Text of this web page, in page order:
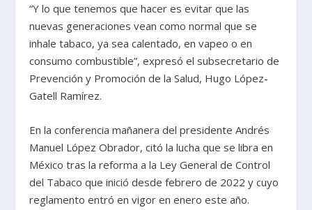
“Y lo que tenemos que hacer es evitar que las
nuevas generaciones vean como normal que se
inhale tabaco, ya sea calentado, en vapeo o en
consumo combustible”, expresó el subsecretario de
Prevención y Promoción de la Salud, Hugo López-
Gatell Ramírez.
En la conferencia mañanera del presidente Andrés
Manuel López Obrador, citó la lucha que se libra en
México tras la reforma a la Ley General de Control
del Tabaco que inició desde febrero de 2022 y cuyo
reglamento entró en vigor en enero este año.